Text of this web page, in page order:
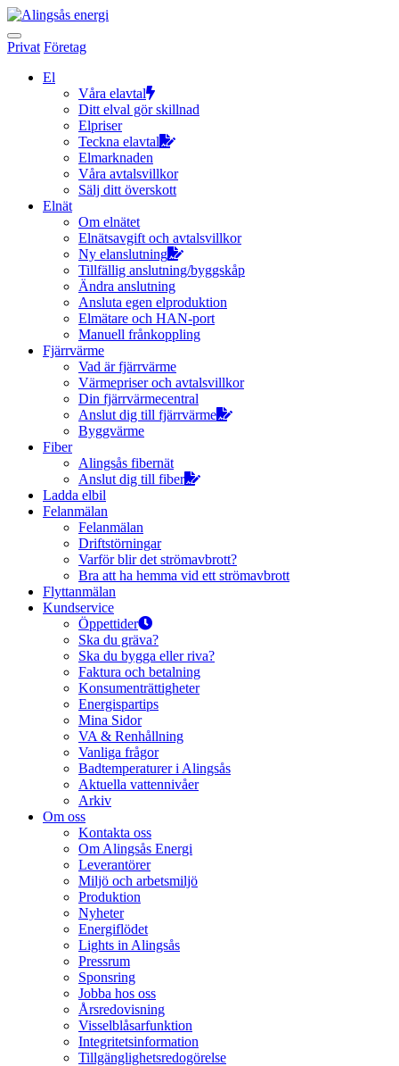
Hoppa
till
innehållet
Privat Företag
El
Våra elavtal
Ditt elval gör skillnad
Elpriser
Teckna elavtal
Elmarknaden
Våra avtalsvillkor
Sälj ditt överskott
Elnät
Om elnätet
Elnätsavgift och avtalsvillkor
Ny elanslutning
Tillfällig anslutning/byggskåp
Ändra anslutning
Ansluta egen elproduktion
Elmätare och HAN-port
Manuell frånkoppling
Fjärrvärme
Vad är fjärrvärme
Värmepriser och avtalsvillkor
Din fjärrvärmecentral
Anslut dig till fjärrvärme
Byggvärme
Fiber
Alingsås fibernät
Anslut dig till fiber
Ladda elbil
Felanmälan
Felanmälan
Driftstörningar
Varför blir det strömavbrott?
Bra att ha hemma vid ett strömavbrott
Flyttanmälan
Kundservice
Öppettider
Ska du gräva?
Ska du bygga eller riva?
Faktura och betalning
Konsumenträttigheter
Energispartips
Mina Sidor
VA & Renhållning
Vanliga frågor
Badtemperaturer i Alingsås
Aktuella vattennivåer
Arkiv
Om oss
Kontakta oss
Om Alingsås Energi
Leverantörer
Miljö och arbetsmiljö
Produktion
Nyheter
Energiflödet
Lights in Alingsås
Pressrum
Sponsring
Jobba hos oss
Årsredovisning
Visselblåsarfunktion
Integritetsinformation
Tillgänglighetsredogörelse